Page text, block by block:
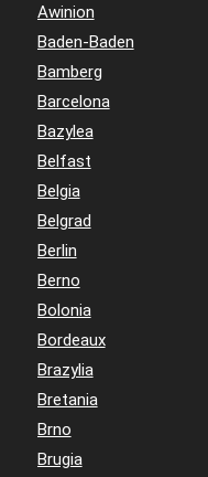
Awinion
Baden-Baden
Bamberg
Barcelona
Bazylea
Belfast
Belgia
Belgrad
Berlin
Berno
Bolonia
Bordeaux
Brazylia
Bretania
Brno
Brugia